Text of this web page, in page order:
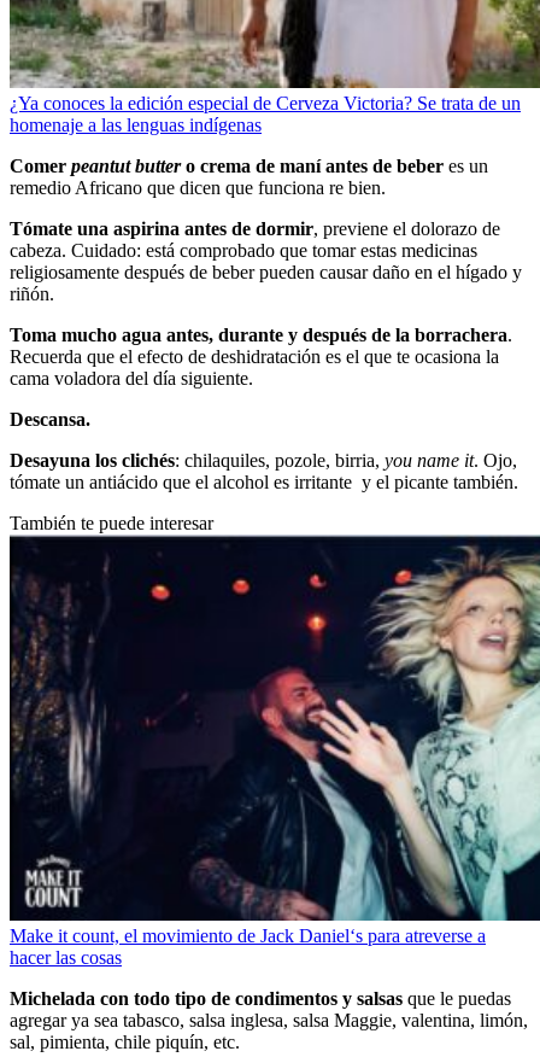
¿Ya conoces la edición especial de Cerveza Victoria? Se trata de un
homenaje a las lenguas indígenas
Comer peantut buttero crema de maní antes de beber es un
remedio Africano que dicen que funciona re bien.
Tómate una aspirina antes de dormir, previene el dolorazo de
cabeza. Cuidado: está comprobado que tomar estas medicinas
religiosamente después de beber pueden causar daño en el hígado y
riñón.
Toma mucho agua antes, durante y después de la borrachera.
Recuerda que el efecto de deshidratación es el que te ocasiona la
cama voladora del día siguiente.
Descansa.
Desayuna los clichés: chilaquiles, pozole, birria, you name it. Ojo,
tómate un antiácido que el alcohol es irritante y el picante también.
También te puede interesar
Make it count, el movimiento de Jack Daniel‘s para atreverse a
hacer las cosas
Michelada con todo tipo de condimentos y salsas que le puedas
agregar ya sea tabasco, salsa inglesa, salsa Maggie, valentina, limón,
sal, pimienta, chile piquín, etc.